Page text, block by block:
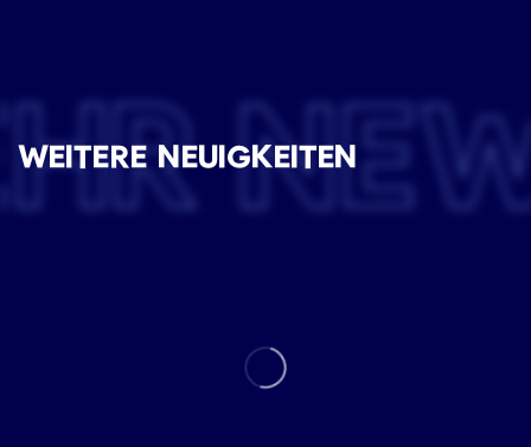
WEITERE NEUIGKEITEN